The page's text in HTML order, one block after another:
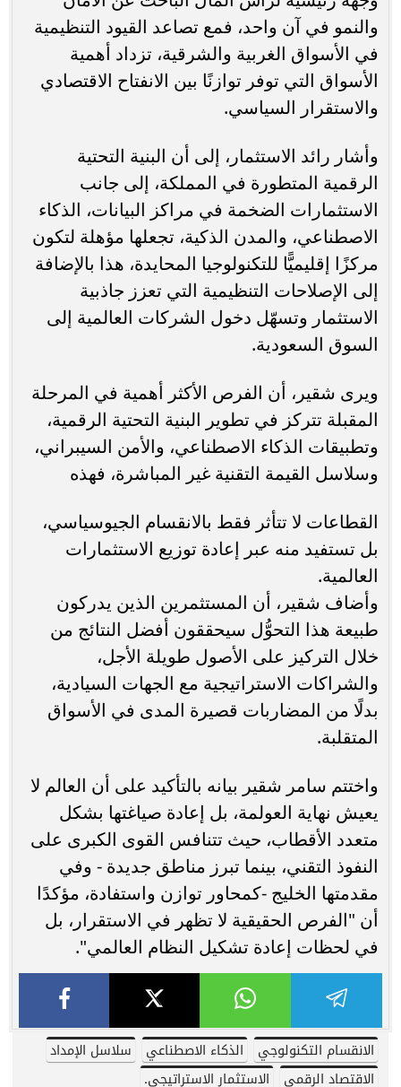
والنمو في آن واحد، فمع تصاعد القيود التنظيمية
في الأسواق الغربية والشرقية، تزداد أهمية
الأسواق التي توفر توازنًا بين الانفتاح الاقتصادي
والاستقرار السياسي.
وأشار رائد الاستثمار، إلى أن البنية التحتية
الرقمية المتطورة في المملكة، إلى جانب
الاستثمارات الضخمة في مراكز البيانات، الذكاء
الاصطناعي، والمدن الذكية، تجعلها مؤهلة لتكون
مركزًا إقليميًّا للتكنولوجيا المحايدة، هذا بالإضافة
إلى الإصلاحات التنظيمية التي تعزز جاذبية
الاستثمار وتسهّل دخول الشركات العالمية إلى
السوق السعودية.
ويرى شقير، أن الفرص الأكثر أهمية في المرحلة
المقبلة تتركز في تطوير البنية التحتية الرقمية،
وتطبيقات الذكاء الاصطناعي، والأمن السيبراني،
وسلاسل القيمة التقنية غير المباشرة، فهذه
القطاعات لا تتأثر فقط بالانقسام الجيوسياسي،
بل تستفيد منه عبر إعادة توزيع الاستثمارات
العالمية.
وأضاف شقير، أن المستثمرين الذين يدركون
طبيعة هذا التحوُّل سيحققون أفضل النتائج من
خلال التركيز على الأصول طويلة الأجل،
والشراكات الاستراتيجية مع الجهات السيادية،
بدلًا من المضاربات قصيرة المدى في الأسواق
المتقلبة.
واختتم سامر شقير بيانه بالتأكيد على أن العالم لا
يعيش نهاية العولمة، بل إعادة صياغتها بشكل
متعدد الأقطاب، حيث تتنافس القوى الكبرى على
النفوذ التقني، بينما تبرز مناطق جديدة - وفي
مقدمتها الخليج -كمحاور توازن واستفادة، مؤكدًا
أن "الفرص الحقيقية لا تظهر في الاستقرار، بل
في لحظات إعادة تشكيل النظام العالمي".
الانقسام التكنولوجي الذكاء الاصطناعي
سلاسل الإمداد
الاقتصاد الرقمي
الاستثمار الاستراتيجي.